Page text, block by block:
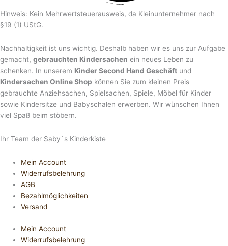
Hinweis: Kein Mehrwertsteuerausweis, da Kleinunternehmer nach
§19 (1) UStG.
Nachhaltigkeit ist uns wichtig. Deshalb haben wir es uns zur Aufgabe
gemacht, gebrauchten Kindersachen ein neues Leben zu
schenken. In unserem Kinder Second Hand Geschäft und
Kindersachen Online Shop können Sie zum kleinen Preis
gebrauchte Anziehsachen, Spiel­sachen, Spiele, Möbel für Kinder
sowie Kindersitze und Babyschalen erwerben. Wir wünschen Ihnen
viel Spaß beim stöbern.
Ihr Team der Saby´s Kinderkiste
Mein Account
Widerrufsbelehrung
AGB
Bezahlmöglichkeiten
Versand
Mein Account
Widerrufsbelehrung